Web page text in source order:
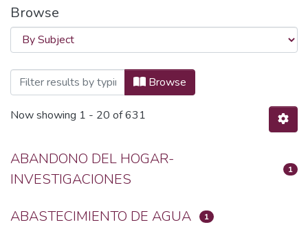
Browse
Browsing Investigaciones by Subject
Browse
Now showing 1 - 20 of 631
ABANDONO DEL HOGAR-
INVESTIGACIONES
1
ABASTECIMIENTO DE AGUA 1